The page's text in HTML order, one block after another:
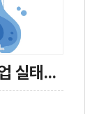
2022년 기준 해양바이오산업 실태조사